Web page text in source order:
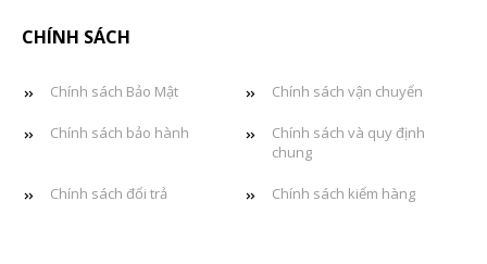
CHÍNH SÁCH
Chính sách Bảo Mật Chính sách vận chuyển
Chính sách bảo hành
Chính sách và quy định
chung
Chính sách đổi trả Chính sách kiểm hàng